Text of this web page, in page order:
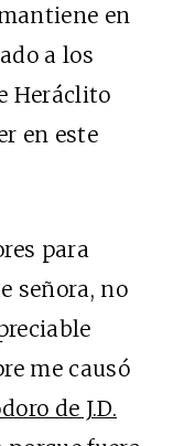
en
a los
Heráclito
en este
para
señora, no
me causó
de J.D.